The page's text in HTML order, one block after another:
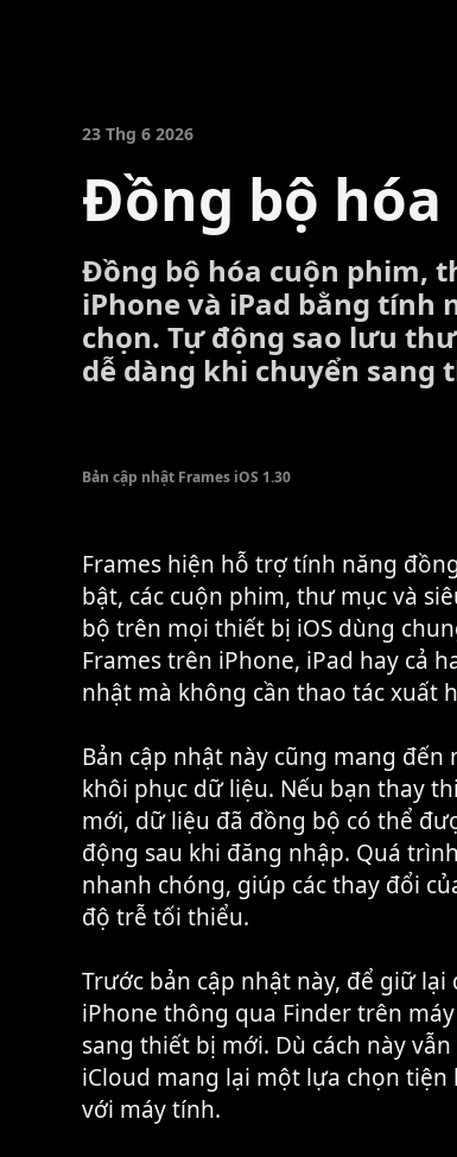
23 Thg 6 2026
Đồng bộ hóa
Đồng bộ hóa cuộn phim,
iPhone và iPad bằng tính
chọn. Tự động sao lưu
dễ dàng khi chuyển sang
Bản cập nhật Frames iOS 1.30
Frames hiện hỗ trợ tính năng
bật, các cuộn phim, thư mục và
bộ trên mọi thiết bị iOS dùng
Frames trên iPhone, iPad hay cả
nhật mà không cần thao tác xuất
Bản cập nhật này cũng mang
khôi phục dữ liệu. Nếu bạn thay
mới, dữ liệu đã đồng bộ có thể
động sau khi đăng nhập. Quá
nhanh chóng, giúp các thay đổi
độ trễ tối thiểu.
Trước bản cập nhật này, để giữ
iPhone thông qua Finder trên
sang thiết bị mới. Dù cách này
iCloud mang lại một lựa chọn
với máy tính.